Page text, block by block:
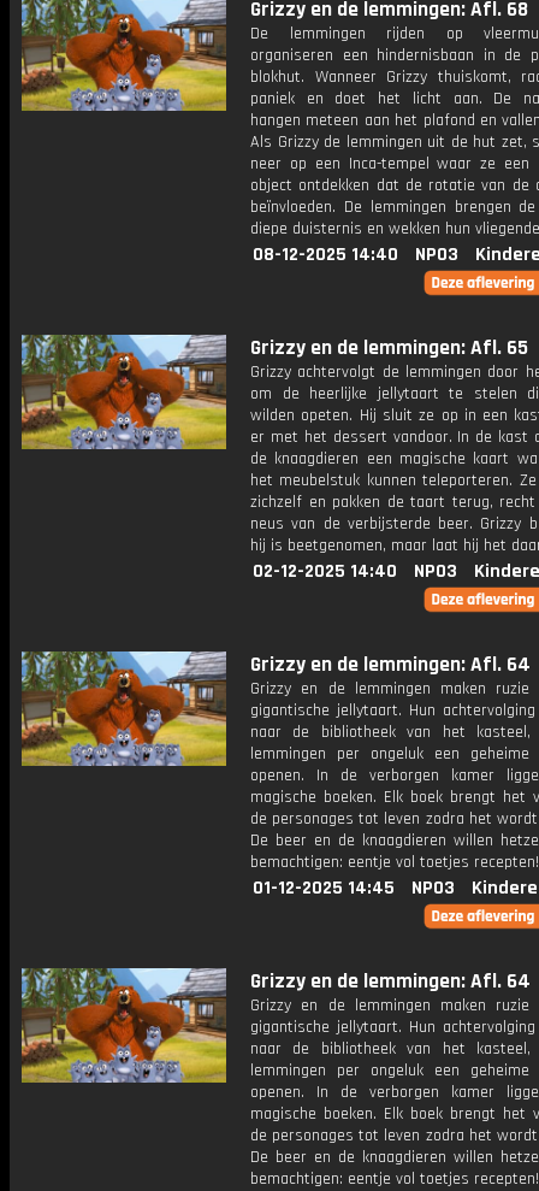
Grizzy en de lemmingen: Afl. 68
De lemmingen rijden op
organiseren een hindernisbaan in de
blokhut. Wanneer Grizzy thuiskomt,
paniek en doet het licht aan. De
hangen meteen aan het plafond en
Als Grizzy de lemmingen uit de hut zet,
neer op een Inca-tempel waar ze een
object ontdekken dat de rotatie van de
beïnvloeden. De lemmingen brengen
diepe duisternis en wekken hun
08-12-2025 14:40 NPO3
Grizzy en de lemmingen: Afl. 65
Grizzy achtervolgt de lemmingen door
om de heerlijke jellytaart te stelen
wilden opeten. Hij sluit ze op in een
er met het dessert vandoor. In de kast
de knaagdieren een magische kaart
het meubelstuk kunnen teleporteren.
zichzelf en pakken de taart terug,
neus van de verbijsterde beer. Grizzy
hij is beetgenomen, maar laat hij het
02-12-2025 14:40 NPO3
Grizzy en de lemmingen: Afl. 64
Grizzy en de lemmingen maken ruzie
gigantische jellytaart. Hun
naar de bibliotheek van het
lemmingen per ongeluk een geheime
openen. In de verborgen kamer
magische boeken. Elk boek brengt het
de personages tot leven zodra het
De beer en de knaagdieren willen
bemachtigen: eentje vol toetjes recepten!
01-12-2025 14:45 NPO3
Grizzy en de lemmingen: Afl. 64
Grizzy en de lemmingen maken ruzie
gigantische jellytaart. Hun
naar de bibliotheek van het
lemmingen per ongeluk een geheime
openen. In de verborgen kamer
magische boeken. Elk boek brengt het
de personages tot leven zodra het
De beer en de knaagdieren willen
bemachtigen: eentje vol toetjes recepten!